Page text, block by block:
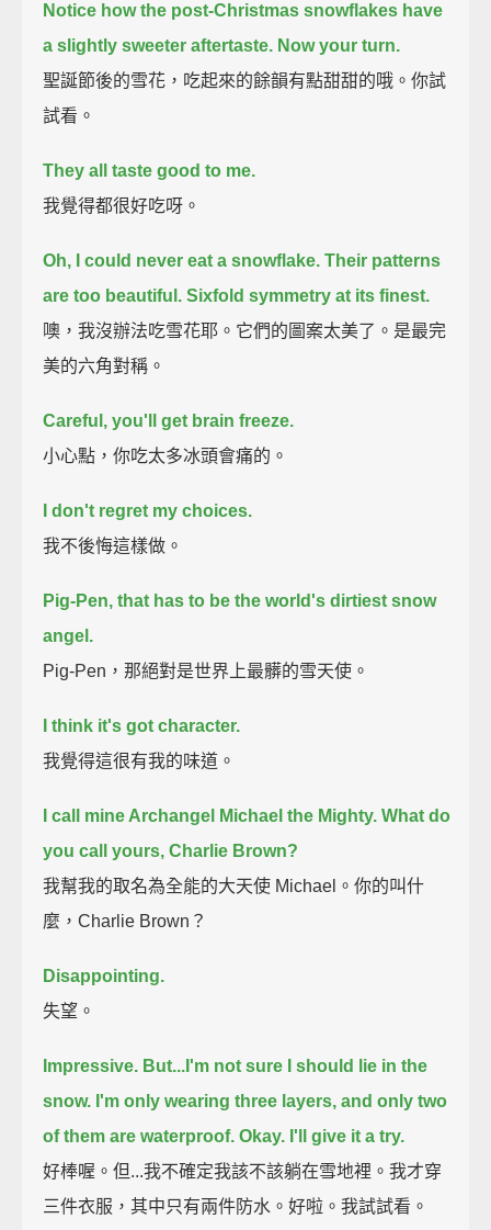
Notice how the post-Christmas snowflakes have
a slightly sweeter aftertaste. Now your turn.
聖誕節後的雪花，吃起來的餘韻有點甜甜的哦。你試
試看。
They all taste good to me.
我覺得都很好吃呀。
Oh, I could never eat a snowflake. Their patterns
are too beautiful. Sixfold symmetry at its finest.
噢，我沒辦法吃雪花耶。它們的圖案太美了。是最完
美的六角對稱。
Careful, you'll get brain freeze.
小心點，你吃太多冰頭會痛的。
I don't regret my choices.
我不後悔這樣做。
Pig-Pen, that has to be the world's dirtiest snow
angel.
Pig-Pen，那絕對是世界上最髒的雪天使。
I think it's got character.
我覺得這很有我的味道。
I call mine Archangel Michael the Mighty. What do
you call yours, Charlie Brown?
我幫我的取名為全能的大天使 Michael。你的叫什
麼，Charlie Brown？
Disappointing.
失望。
Impressive. But...I'm not sure I should lie in the
snow. I'm only wearing three layers, and only two
of them are waterproof. Okay. I'll give it a try.
好棒喔。但...我不確定我該不該躺在雪地裡。我才穿
三件衣服，其中只有兩件防水。好啦。我試試看。